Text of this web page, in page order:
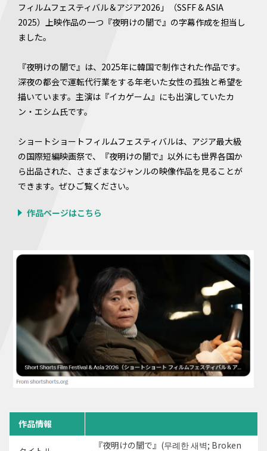
フィルムフェスティバル＆アジア2026」（SSFF & ASIA
2025）上映作品の一つ『夜明けの闇で』の字幕作成を担当し
ました。
『夜明けの闇で』は、2025年に韓国で制作された作品です。
深夜の都会で運転代行業をする年老いた女性の孤独と希望を
描いています。主演は『イカゲーム』にも出演していたカ
ン・エシム氏です。
ショートショートフィルムフェスティバルは、アジア最大級
の国際短編映画祭で、『夜明けの闇で』以外にも世界各国か
ら出品された、さまざまなジャンルの映像作品を見ることが
できます。ぜひご覧ください。
作品ページはこちら
作品情報
『夜明けの闇で』(무례한 새벽; Broken